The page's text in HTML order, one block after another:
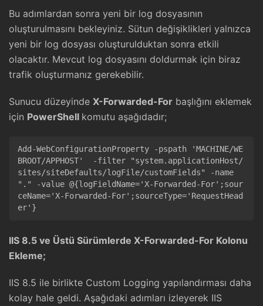
Bu adımlardan sonra yeni bir log dosyasının
oluşturulmasını bekleyiniz. Sütun değişiklikleri yalnızca
yeni bir log dosyası oluşturulduktan sonra etkili
olacaktır. Mevcut log dosyasını doldurmak için biraz
trafik oluşturmanız gerekebilir.
Sunucu düzeyinde X-Forwarded-For başlığını eklemek
için PowerShell komutu aşağıdadır;
Add-WebConfigurationProperty -pspath 'MACHINE/WE
BROOT/APPHOST'  -filter "system.applicationHost/
sites/siteDefaults/logFile/customFields" -name
"." -value @{logFieldName='X-Forwarded-For';sour
ceName='X-Forwarded-For';sourceType='RequestHead
IIS 8.5 ve Üstü Sürümlerde X-Forwarded-For Kolonu
Ekleme;
IIS 8.5 ile birlikte Custom Logging yapılandırması daha
kolay hale geldi. Aşağıdaki adımları izleyerek IIS